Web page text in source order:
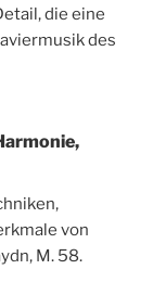
die eine
des
von
M. 58.